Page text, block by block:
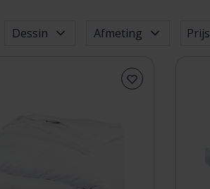
Dessin Afmeting Prijs